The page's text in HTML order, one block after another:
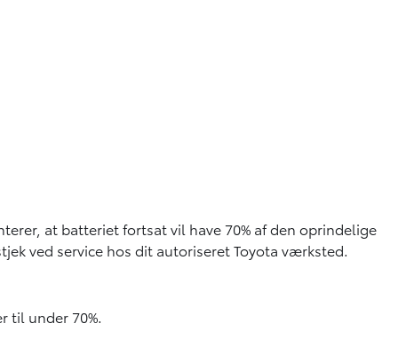
at batteriet fortsat vil have 70% af den oprindelige
ved service hos dit autoriseret Toyota værksted.
til under 70%.